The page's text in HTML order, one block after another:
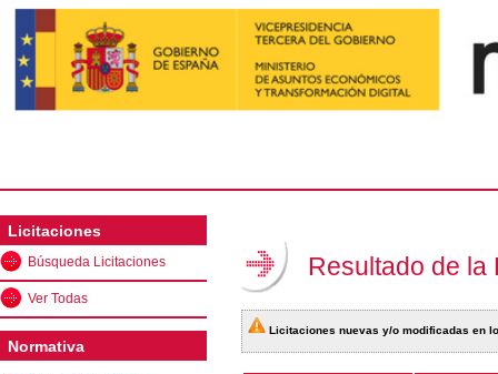
Licitaciones
Búsqueda Licitaciones
Ver Todas
Normativa
Resultado de la
Licitaciones nuevas y/o modificadas en